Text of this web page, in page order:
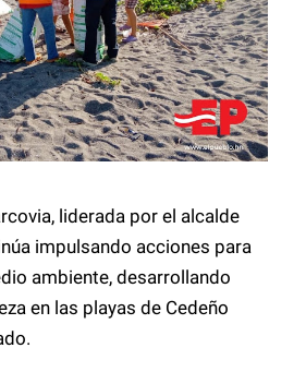
liderada por el alcalde
impulsando acciones para
ambiente, desarrollando
en las playas de Cedeño